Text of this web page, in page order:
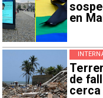
en
de
cerca